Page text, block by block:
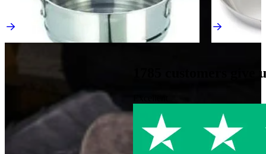
Direct leverbaar
€ 49,-
customers give